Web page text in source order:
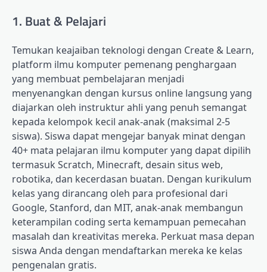
1. Buat & Pelajari
Temukan keajaiban teknologi dengan Create & Learn,
platform ilmu komputer pemenang penghargaan
yang membuat pembelajaran menjadi
menyenangkan dengan kursus online langsung yang
diajarkan oleh instruktur ahli yang penuh semangat
kepada kelompok kecil anak-anak (maksimal 2-5
siswa). Siswa dapat mengejar banyak minat dengan
40+ mata pelajaran ilmu komputer yang dapat dipilih
termasuk Scratch, Minecraft, desain situs web,
robotika, dan kecerdasan buatan. Dengan kurikulum
kelas yang dirancang oleh para profesional dari
Google, Stanford, dan MIT, anak-anak membangun
keterampilan coding serta kemampuan pemecahan
masalah dan kreativitas mereka. Perkuat masa depan
siswa Anda dengan mendaftarkan mereka ke kelas
pengenalan gratis.